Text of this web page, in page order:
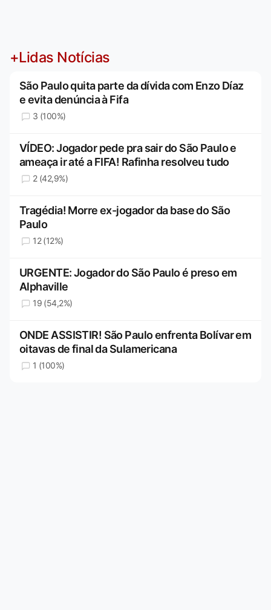
+Lidas Notícias
São Paulo quita parte da dívida com Enzo Díaz
e evita denúncia à Fifa
3 (100%)
VÍDEO: Jogador pede pra sair do São Paulo e
ameaça ir até a FIFA! Rafinha resolveu tudo
2 (42,9%)
Tragédia! Morre ex-jogador da base do São
Paulo
12 (12%)
URGENTE: Jogador do São Paulo é preso em
Alphaville
19 (54,2%)
ONDE ASSISTIR! São Paulo enfrenta Bolívar em
oitavas de final da Sulamericana
1 (100%)